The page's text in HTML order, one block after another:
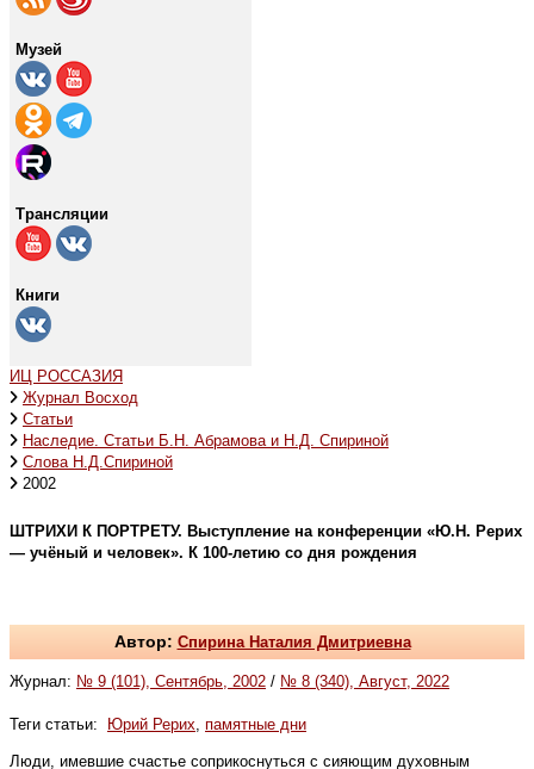
Музей
Трансляции
Книги
ИЦ РОССАЗИЯ
Журнал Восход
Статьи
Наследие. Статьи Б.Н. Абрамова и Н.Д. Спириной
Слова Н.Д.Спириной
2002
ШТРИХИ К ПОРТРЕТУ. Выступление на конференции «Ю.Н. Рерих
— учёный и человек». К 100-летию со дня рождения
Автор: Спирина Наталия Дмитриевна
Журнал: № 9 (101), Сентябрь, 2002 / № 8 (340), Август, 2022
Теги статьи: Юрий Рерих памятные дни
Люди, имевшие счастье соприкоснуться с сияющим духовным